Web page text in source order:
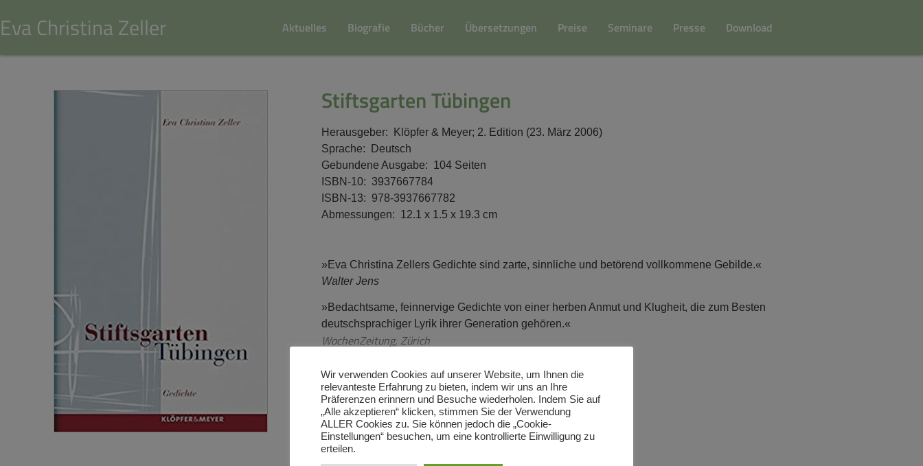
Eva Christina Zeller Aktuelles Biografie Bücher Übersetzungen Preise Seminare Presse Download
Stiftsgarten Tübingen
Herausgeber: ‎ Klöpfer & Meyer; 2. Edition (23. März 2006)
Sprache: ‎ Deutsch
Gebundene Ausgabe: ‎ 104 Seiten
ISBN-10: ‎ 3937667784
ISBN-13: ‎ 978-3937667782
Abmessungen: ‎ 12.1 x 1.5 x 19.3 cm
»Eva Christina Zellers Gedichte sind zarte, sinnliche und betörend vollkommene Gebilde.«
Walter Jens
»Bedachtsame, feinnervige Gedichte von einer herben Anmut und Klugheit, die zum Besten
deutschsprachiger Lyrik ihrer Generation gehören.«
WochenZeitung, Zürich
Wir verwenden Cookies auf unserer Website, um Ihnen die
relevanteste Erfahrung zu bieten, indem wir uns an Ihre
Präferenzen erinnern und Besuche wiederholen. Indem Sie auf
„Alle akzeptieren“ klicken, stimmen Sie der Verwendung
ALLER Cookies zu. Sie können jedoch die „Cookie-
Einstellungen“ besuchen, um eine kontrollierte Einwilligung zu
erteilen.